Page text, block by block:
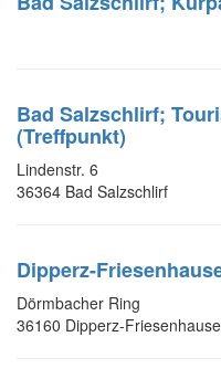
Bad Salzschlirf;
(Treffpunkt)
Lindenstr. 6
36364 Bad Salzschlirf
Dipperz-
Dörmbacher Ring
36160 Dipperz-